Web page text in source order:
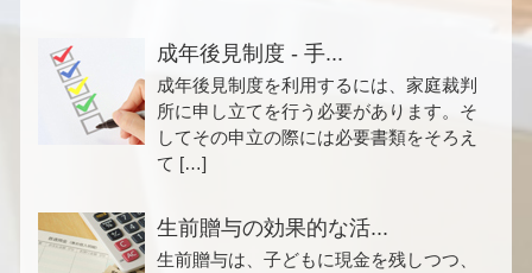
成年後見制度 - 手...
成年後見制度を利用するには、家庭裁判
所に申し立てを行う必要があります。そ
してその申立の際には必要書類をそろえ
て […]
生前贈与の効果的な活...
生前贈与は、子どもに現金を残しつつ、